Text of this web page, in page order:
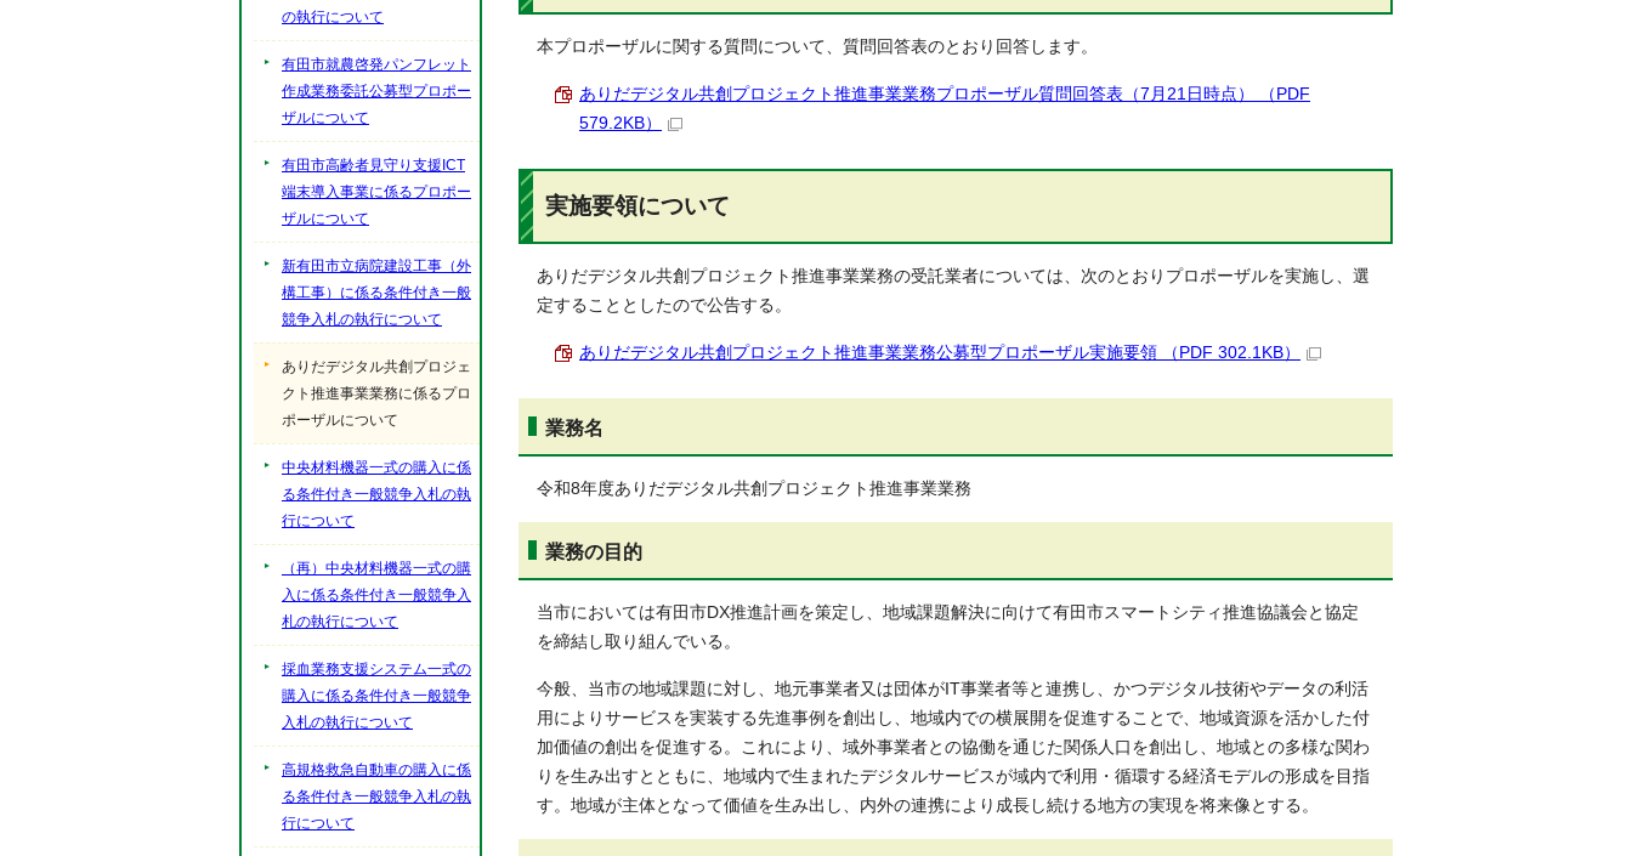
本プロポーザルに関する質問について、質問回答表のとおり回答します。
ありだデジタル共創プロジェクト推進事業業務プロポーザル質問回答表（7月21日時点） （PDF
579.2KB）
実施要領について
ありだデジタル共創プロジェクト推進事業業務の受託業者については、次のとおりプロポーザルを実施し、選
定することとしたので公告する。
ありだデジタル共創プロジェクト推進事業業務公募型プロポーザル実施要領 （PDF 302.1KB）
業務名
令和8年度ありだデジタル共創プロジェクト推進事業業務
業務の目的
当市においては有田市DX推進計画を策定し、地域課題解決に向けて有田市スマートシティ推進協議会と協定
を締結し取り組んでいる。
今般、当市の地域課題に対し、地元事業者又は団体がIT事業者等と連携し、かつデジタル技術やデータの利活
用によりサービスを実装する先進事例を創出し、地域内での横展開を促進することで、地域資源を活かした付
加価値の創出を促進する。これにより、域外事業者との協働を通じた関係人口を創出し、地域との多様な関わ
りを生み出すとともに、地域内で生まれたデジタルサービスが域内で利用・循環する経済モデルの形成を目指
す。地域が主体となって価値を生み出し、内外の連携により成長し続ける地方の実現を将来像とする。
の執行について
有田市就農啓発パンフレット
作成業務委託公募型プロポー
ザルについて
有田市高齢者見守り支援ICT
端末導入事業に係るプロポー
ザルについて
新有田市立病院建設工事（外
構工事）に係る条件付き一般
競争入札の執行について
ありだデジタル共創プロジェ
クト推進事業業務に係るプロ
ポーザルについて
中央材料機器一式の購入に係
る条件付き一般競争入札の執
行について
（再）中央材料機器一式の購
入に係る条件付き一般競争入
札の執行について
採血業務支援システム一式の
購入に係る条件付き一般競争
入札の執行について
高規格救急自動車の購入に係
る条件付き一般競争入札の執
行について